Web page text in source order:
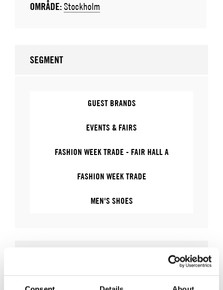
OMRÅDE:Stockholm
SEGMENT
GUEST BRANDS
EVENTS & FAIRS
FASHION WEEK TRADE - FAIR HALL A
FASHION WEEK TRADE
MEN'S SHOES